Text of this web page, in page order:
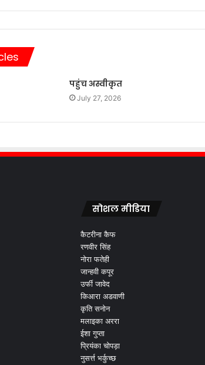
पहुंच अस्वीकृत
July 27, 2026
सोशल मीडिया
कैटरीना कैफ
रणवीर सिंह
नोरा फतेही
जान्हवी कपूर
उर्फी जावेद
किआरा अडवाणी
कृति सनोन
मलाइका अररा
ईशा गुप्ता
प्रियंका चोपड़ा
नुसर्त्त भर्कुच्छ